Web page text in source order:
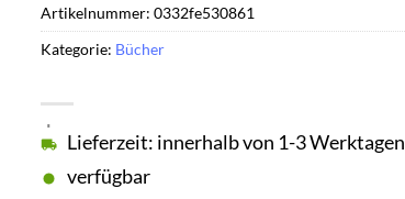
Lieferzeit: innerhalb von 1-3 Werktagen
verfügbar
Artikelnummer: 0332fe530861
Kategorie: Bücher